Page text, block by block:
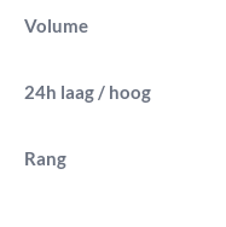
Volume
24h laag / hoog
Rang